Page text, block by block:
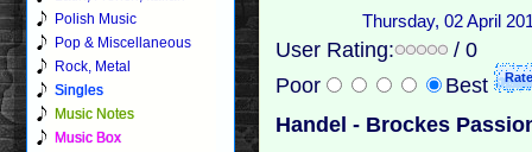
Polish Music
Pop & Miscellaneous
Rock, Metal
Singles
Music Notes
Music Box
Thursday, 02 April
User Rating:
/ 0
Poor
Best
Handel - Brockes